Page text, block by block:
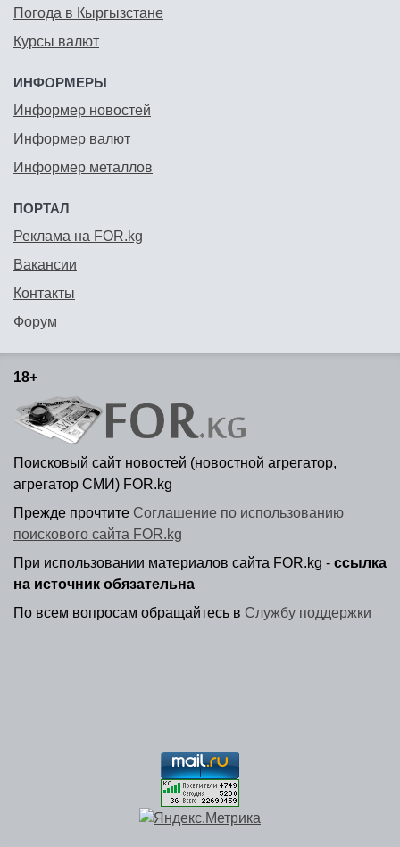
Погода в Кыргызстане
Курсы валют
ИНФОРМЕРЫ
Информер новостей
Информер валют
Информер металлов
ПОРТАЛ
Реклама на FOR.kg
Вакансии
Контакты
Форум
18+
Поисковый сайт новостей (новостной агрегатор,
агрегатор СМИ) FOR.kg
Прежде прочтите Соглашение по использованию
поискового сайта FOR.kg
При использовании материалов сайта FOR.kg - ссылка
на источник обязательна
По всем вопросам обращайтесь в Службу поддержки